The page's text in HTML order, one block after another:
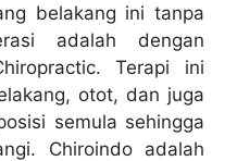
belakang ini tanpa
adalah dengan
Terapi ini
otot, dan juga
semula sehingga
Chiroindo adalah